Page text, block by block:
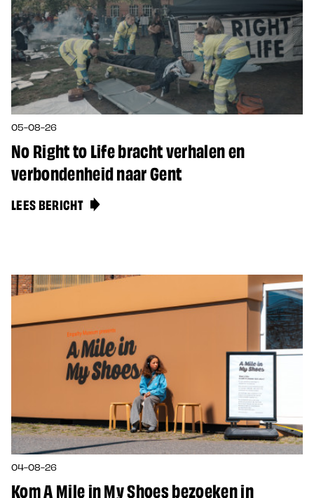
05-08-26
No Right to Life bracht verhalen en
verbondenheid naar Gent
LEES BERICHT
04-08-26
Kom A Mile in My Shoes bezoeken in